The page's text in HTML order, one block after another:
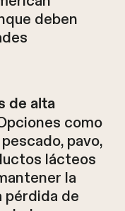
deben
de alta
como
pavo,
lácteos
la
pérdida de